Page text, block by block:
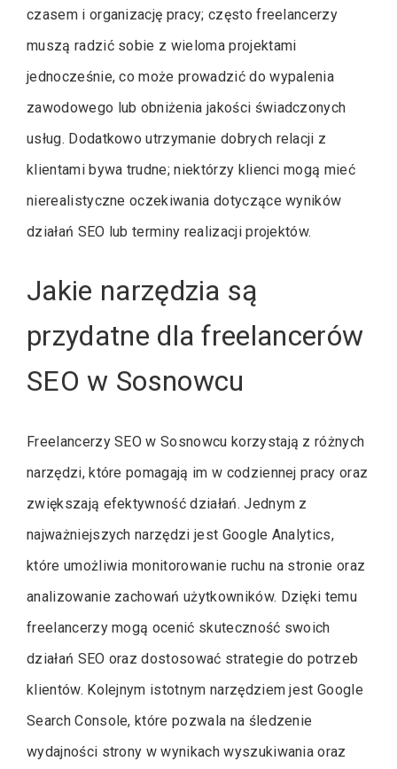
czasem i organizację pracy; często freelancerzy
muszą radzić sobie z wieloma projektami
jednocześnie, co może prowadzić do wypalenia
zawodowego lub obniżenia jakości świadczonych
usług. Dodatkowo utrzymanie dobrych relacji z
klientami bywa trudne; niektórzy klienci mogą mieć
nierealistyczne oczekiwania dotyczące wyników
działań SEO lub terminy realizacji projektów.
Jakie narzędzia są
przydatne dla freelancerów
SEO w Sosnowcu
Freelancerzy SEO w Sosnowcu korzystają z różnych
narzędzi, które pomagają im w codziennej pracy oraz
zwiększają efektywność działań. Jednym z
najważniejszych narzędzi jest Google Analytics,
które umożliwia monitorowanie ruchu na stronie oraz
analizowanie zachowań użytkowników. Dzięki temu
freelancerzy mogą ocenić skuteczność swoich
działań SEO oraz dostosować strategie do potrzeb
klientów. Kolejnym istotnym narzędziem jest Google
Search Console, które pozwala na śledzenie
wydajności strony w wynikach wyszukiwania oraz